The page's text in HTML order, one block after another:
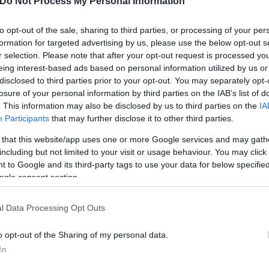
opt-out of the sale, sharing to third parties, or processing of your
for targeted advertising by us, please use the below opt-out
selection. Please note that after your opt-out request is processed
interest-based ads based on personal information utilized by us
to third parties prior to your opt-out. You may separately
of your personal information by third parties on the IAB’s list of
This information may also be disclosed by us to third parties on the
Participants that may further disclose it to other third parties.
that this website/app uses one or more Google services and may
but not limited to your visit or usage behaviour. You may
to Google and its third-party tags to use your data for below
consent section.
Data Processing Opt Outs
opt-out of the Sharing of my personal data.
οι κυκλοφοριακές ρυθμίσεις που έχει επιβάλλει
γραμμών:
301 Β ΣΤ. ΔΟΥΚ. ΠΛΑΚΕΝΤΙΑΣ - ΑΝΘΟΥΣΑ
ΡΑΦΗΝΑ 319 ΣΤ. ΔΟΥΚ. ΠΛΑΚΕΝΤΙΑΣ - ΠΑΛΛΗΝΗ
ΚΑΝΤΖΑ (ΚΥΚΛΙΚΗ)
εξής λεωφορειακών γραμμών: 302 ΣΤ. ΔΟΥΚ.
(ΜΕΣΩ ΠΙΚΠΑ) 450 ΣΤ. ΧΑΛΑΝΔΡΙ -
(ΚΥΚΛΙΚΗ) 460 ΣΤ. ΧΑΛΑΝΔΡΙ - ΧΑΛΑΝΔΡΙ - Π.
Α5 ΑΚΑΔΗΜΙΑ - ΑΓ. ΠΑΡΑΣΚΕΥΗ - ΑΝΘΟΥΣΑ Χ93
ΣΥΝΤΑΓΜΑ - ΑΕΡΟΛ. ΑΘΗΝΩΝ (EXPRESS)
να καλούν στο πληροφοριακό κέντρο του ΟΑΣΑ